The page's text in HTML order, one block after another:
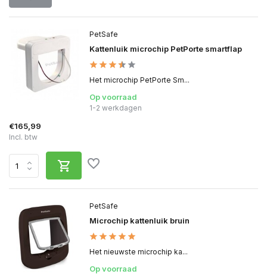
PetSafe
Microchip kattenluik bruin
Het nieuwste microchip ka...
Op voorraad
PetSafe
Kattenluik microchip PetPorte smartflap
Het microchip PetPorte Sm...
Op voorraad
1-2 werkdagen
€165,99
Incl. btw